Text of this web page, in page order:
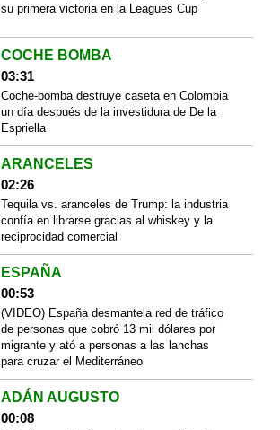
su primera victoria en la Leagues Cup
COCHE BOMBA
03:31
Coche-bomba destruye caseta en Colombia
un día después de la investidura de De la
Espriella
ARANCELES
02:26
Tequila vs. aranceles de Trump: la industria
confía en librarse gracias al whiskey y la
reciprocidad comercial
ESPAÑA
00:53
(VIDEO) España desmantela red de tráfico
de personas que cobró 13 mil dólares por
migrante y ató a personas a las lanchas
para cruzar el Mediterráneo
ADÁN AUGUSTO
00:08